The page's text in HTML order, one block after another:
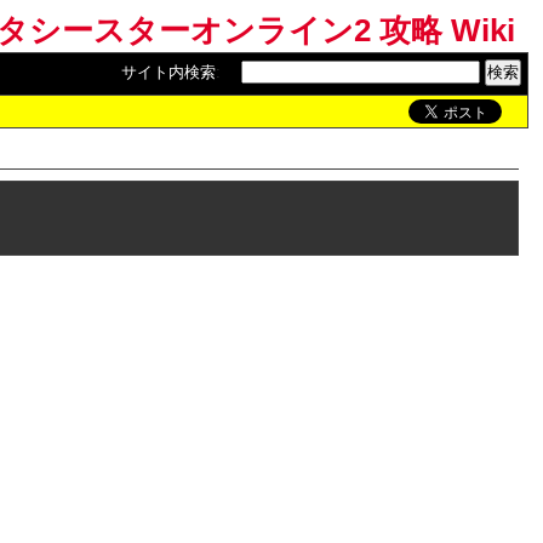
シースターオンライン2 攻略 Wiki
サイト内検索: